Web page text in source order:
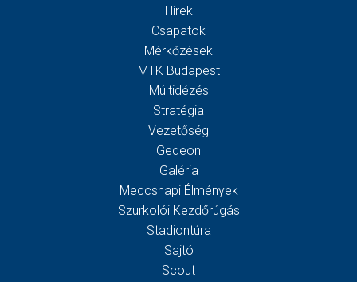
Hírek
Csapatok
Mérkőzések
MTK Budapest
Múltidézés
Stratégia
Vezetőség
Gedeon
Galéria
Meccsnapi Élmények
Szurkolói Kezdőrúgás
Stadiontúra
Sajtó
Scout